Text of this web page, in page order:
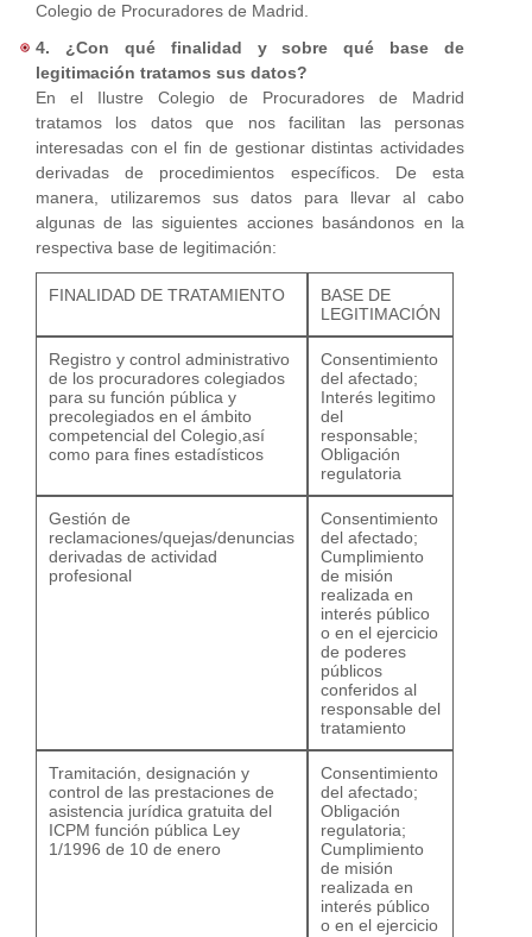
Colegio de Procuradores de Madrid.
4. ¿Con qué finalidad y sobre qué base de
legitimación tratamos sus datos?
En el Ilustre Colegio de Procuradores de Madrid
tratamos los datos que nos facilitan las personas
interesadas con el fin de gestionar distintas actividades
derivadas de procedimientos específicos. De esta
manera, utilizaremos sus datos para llevar al cabo
algunas de las siguientes acciones basándonos en la
respectiva base de legitimación:
FINALIDAD DE TRATAMIENTO
BASE DE
LEGITIMACIÓN
Registro y control administrativo
de los procuradores colegiados
para su función pública y
precolegiados en el ámbito
competencial del Colegio,así
como para fines estadísticos
Consentimiento
del afectado;
Interés legitimo
del
responsable;
Obligación
regulatoria
Gestión de
reclamaciones/quejas/denuncias
derivadas de actividad
profesional
Consentimiento
del afectado;
Cumplimiento
de misión
realizada en
interés público
o en el ejercicio
de poderes
públicos
conferidos al
responsable del
tratamiento
Tramitación, designación y
control de las prestaciones de
asistencia jurídica gratuita del
ICPM función pública Ley
1/1996 de 10 de enero
Consentimiento
del afectado;
Obligación
regulatoria;
Cumplimiento
de misión
realizada en
interés público
o en el ejercicio